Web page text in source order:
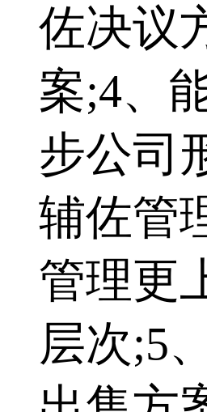
佐决议
案;4、
步公司
辅佐管
管理更
层次;5